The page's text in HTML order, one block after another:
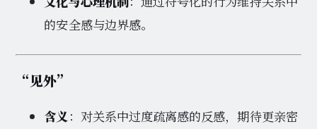
的安全感与边界感。
“见外”
含义 ：对关系中过度疏离感的反感，期待更亲密